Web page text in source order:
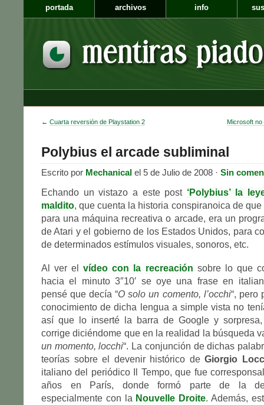
portada archivos info
← Cuarta reversión de Playstation 2 Microsoft no
Polybius el arcade subliminal
Escrito por Mechanical el 5 de Julio de 2008 · Sin
Echando un vistazo a este post ‘Polybius’ la
maldito, que cuenta la historia conspiranoica de
para una máquina recreativa o arcade, era un
de Atari y el gobierno de los Estados Unidos, para
de determinados estímulos visuales, sonoros, etc.
Al ver elvídeo con la recreación sobre lo que
hacia el minuto 3″10′ se oye una frase en
pensé que decía “O solo un comento, l’occhi“, pero
conocimiento de dicha lengua a simple vista no
así que lo inserté la barra de Google y
corrige diciéndome que en la realidad la búsqueda
un momento, locchi“. La conjunción de dichas
teorías sobre el devenir histórico deGiorgio
italiano del periódico Il Tempo, que fue
años en París, donde formó parte de la
especialmente con la Nouvelle Droite. Además,